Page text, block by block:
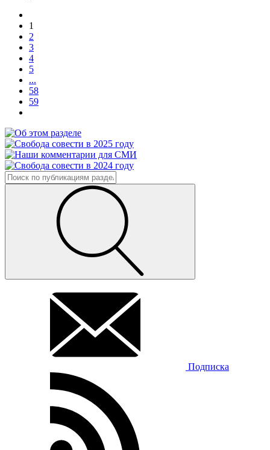
1
2
3
4
5
...
58
59
Подписка